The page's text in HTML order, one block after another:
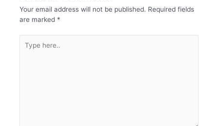
Your email address will not be published. Required fields
are marked *